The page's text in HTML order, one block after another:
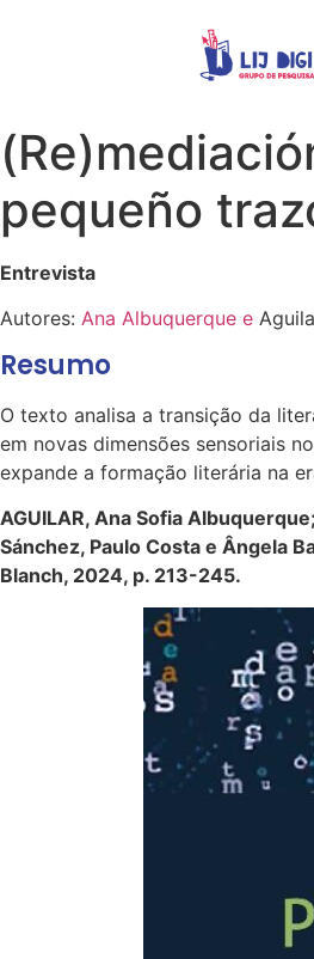
pequeño
Entrevista
Autores: Ana Albuquerque e
Resumo
O texto analisa a transição da
em novas dimensões sensoriais
expande a formação literária na
AGUILAR, Ana Sofia
Sánchez, Paulo Costa e Ângela
Blanch, 2024, p. 213-245.